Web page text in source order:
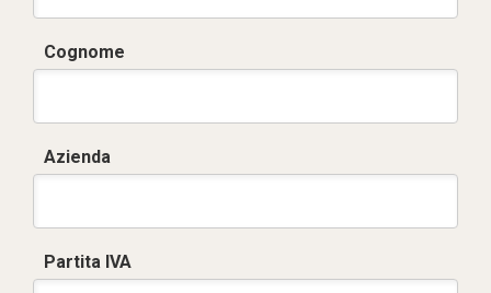
Cognome
Azienda
Partita IVA